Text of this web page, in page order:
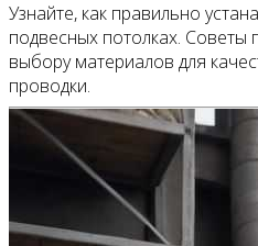
Узнайте, как правильно
подвесных потолках. Советы
выбору материалов для
проводки.